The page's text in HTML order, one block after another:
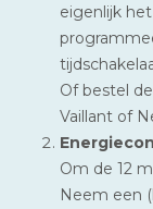
eigenlijk
Of bestel
Vaillant of
Om de 12
Neem een